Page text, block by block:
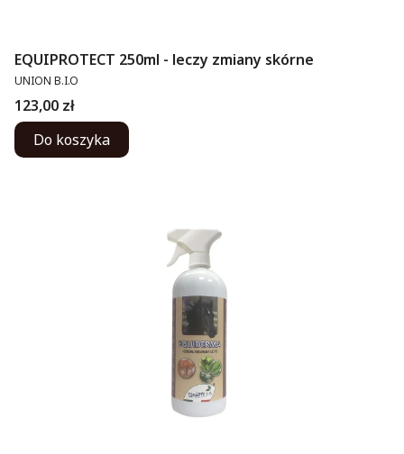
EQUIPROTECT 250ml - leczy zmiany skórne
PRODUCENT
UNION B.I.O
Cena
123,00 zł
Do koszyka